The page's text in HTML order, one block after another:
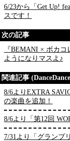
6/23から「Get Up!
スです！
次の記事
『BEMANI × ボカ
ようになりマスよ♪
関連記事
8/6よりEXTRA
の楽曲を追加！
8/6より「第12回
7/31より「グランプ